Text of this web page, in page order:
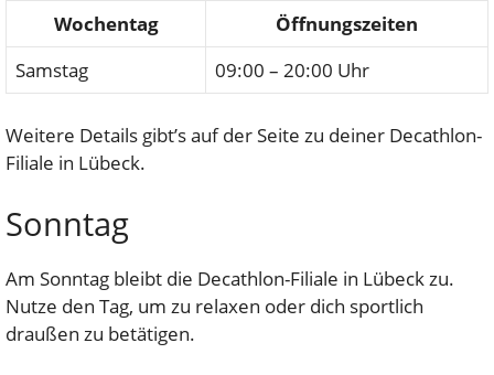
Wochentag
Öffnungszeiten
Samstag
09:00 – 20:00 Uhr
Weitere Details gibt’s auf der Seite zu deiner Decathlon-
Filiale in Lübeck.
Sonntag
Am Sonntag bleibt die Decathlon-Filiale in Lübeck zu.
Nutze den Tag, um zu relaxen oder dich sportlich
draußen zu betätigen.